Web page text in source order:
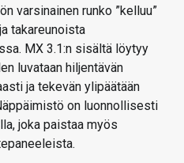
varsinainen runko ”kelluu”
takareunoista
MX 3.1:n sisältä löytyy
luvataan hiljentävän
ja tekevän ylipäätään
on luonnollisesti
joka paistaa myös